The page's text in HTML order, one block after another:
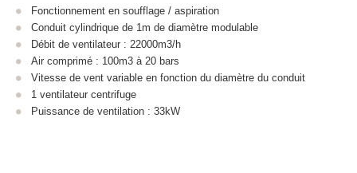
Fonctionnement en soufflage / aspiration
Conduit cylindrique de 1m de diamètre modulable
Débit de ventilateur : 22000m3/h
Air comprimé : 100m3 à 20 bars
Vitesse de vent variable en fonction du diamètre du conduit
1 ventilateur centrifuge
Puissance de ventilation : 33kW